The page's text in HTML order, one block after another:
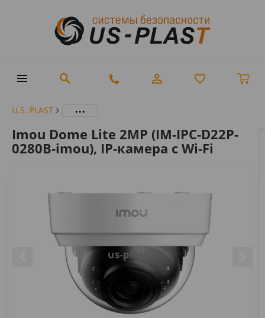
U.S. PLAST ...
Imou Dome Lite 2MP (IM-IPC-D22P-
0280B-imou), IP-камера с Wi-Fi